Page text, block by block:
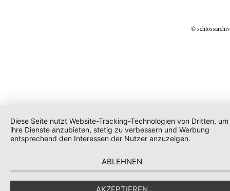
©
Diese Seite nutzt Website-Tracking-Technologien von Dritten, um
ihre Dienste anzubieten, stetig zu verbessern und Werbung
entsprechend den Interessen der Nutzer anzuzeigen.
ABLEHNEN